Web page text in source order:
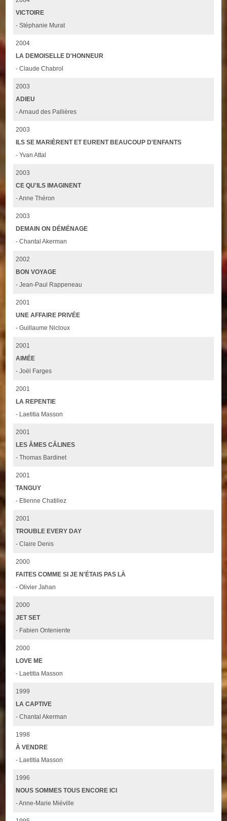
VICTOIRE
- Stéphanie Murat
2004
LA DEMOISELLE D'HONNEUR
- Claude Chabrol
2003
ADIEU
- Arnaud des Pallières
2003
ILS SE MARIÈRENT ET EURENT BEAUCOUP D'ENFANTS
- Yvan Attal
2003
CE QU'ILS IMAGINENT
- Anne Théron
2003
DEMAIN ON DÉMÉNAGE
- Chantal Akerman
2002
BON VOYAGE
- Jean-Paul Rappeneau
2001
UNE AFFAIRE PRIVÉE
- Guillaume Nicloux
2001
AIMÉE
- Joël Farges
2001
LA REPENTIE
- Laetitia Masson
2001
LES ÂMES CÂLINES
- Thomas Bardinet
2001
TANGUY
- Etienne Chatiliez
2001
TROUBLE EVERY DAY
- Claire Denis
2000
FAITES COMME SI JE N'ÉTAIS PAS LÀ
- Olivier Jahan
2000
JET SET
- Fabien Onteniente
2000
LOVE ME
- Laetitia Masson
1999
LA CAPTIVE
- Chantal Akerman
1998
À VENDRE
- Laetitia Masson
1996
NOUS SOMMES TOUS ENCORE ICI
- Anne-Marie Miéville